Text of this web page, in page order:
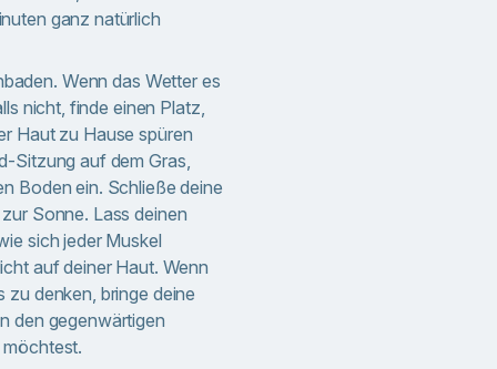
ganz natürlich
Wenn das Wetter es
nicht, finde einen Platz,
Haut zu Hause spüren
Sitzung auf dem Gras,
Boden ein. Schließe deine
Sonne. Lass deinen
sich jeder Muskel
auf deiner Haut. Wenn
denken, bringe deine
den gegenwärtigen